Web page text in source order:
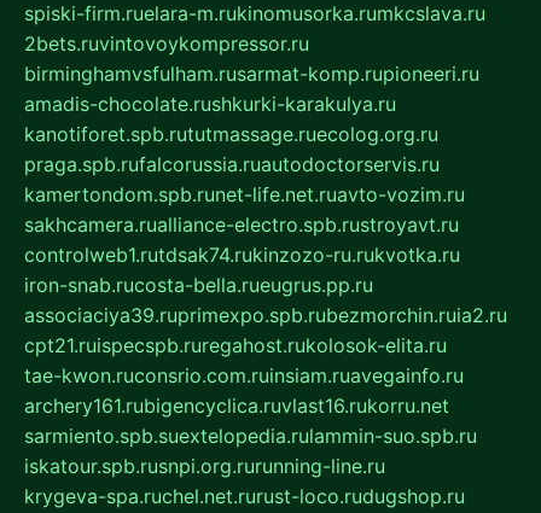
spiski-firm.ruelara-m.rukinomusorka.rumkcslava.ru
2bets.ruvintovoykompressor.ru
birminghamvsfulham.rusarmat-komp.rupioneeri.ru
amadis-chocolate.rushkurki-karakulya.ru
kanotiforet.spb.rututmassage.ruecolog.org.ru
praga.spb.rufalcorussia.ruautodoctorservis.ru
kamertondom.spb.runet-life.net.ruavto-vozim.ru
sakhcamera.rualliance-electro.spb.rustroyavt.ru
controlweb1.rutdsak74.rukinzozo-ru.rukvotka.ru
iron-snab.rucosta-bella.rueugrus.pp.ru
associaciya39.ruprimexpo.spb.rubezmorchin.ruia2.ru
cpt21.ruispecspb.ruregahost.rukolosok-elita.ru
tae-kwon.ruconsrio.com.ruinsiam.ruavegainfo.ru
archery161.rubigencyclica.ruvlast16.rukorru.net
sarmiento.spb.suextelopedia.rulammin-suo.spb.ru
iskatour.spb.rusnpi.org.rurunning-line.ru
krygeva-spa.ruchel.net.rurust-loco.rudugshop.ru